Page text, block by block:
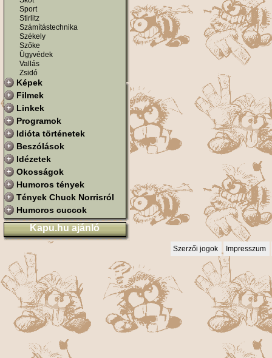
Sport
Stirlitz
Számítástechnika
Székely
Szőke
Ügyvédek
Vallás
Zsidó
Képek
Filmek
Linkek
Programok
Idióta történetek
Beszólások
Idézetek
Okosságok
Humoros tények
Tények Chuck Norrisról
Humoros cuccok
Kapu.hu ajánló
Szerzői jogok Impresszum